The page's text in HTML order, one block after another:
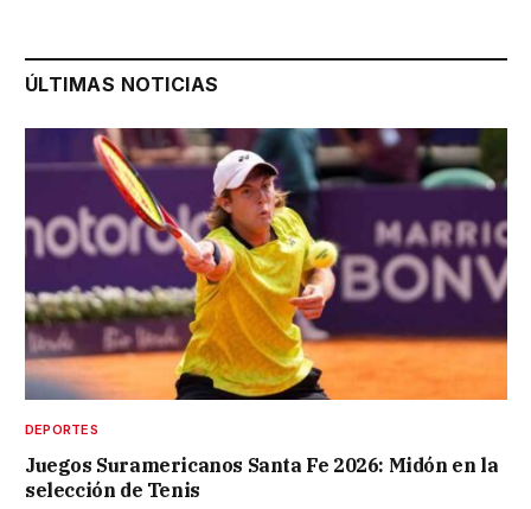
ÚLTIMAS NOTICIAS
DEPORTES
Juegos Suramericanos Santa Fe 2026: Midón en la
selección de Tenis